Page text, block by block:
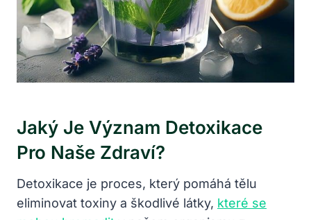
Jaký Je ⁢význam Detoxikace
Pro Naše Zdraví?
Detoxikace je ⁢proces, který ⁣pomáhá tělu
eliminovat toxiny a škodlivé látky, ‍ které‍ se